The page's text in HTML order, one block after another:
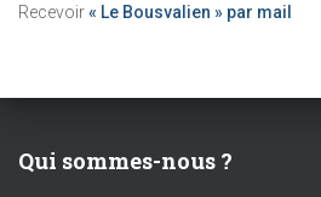
Recevoir« Le Bousvalien » par mail
Qui sommes-nous ?